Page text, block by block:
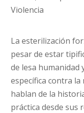
Violencia
La esterilización
pesar de estar
de lesa humanidad
específica contra la
hablan de la
práctica desde sus